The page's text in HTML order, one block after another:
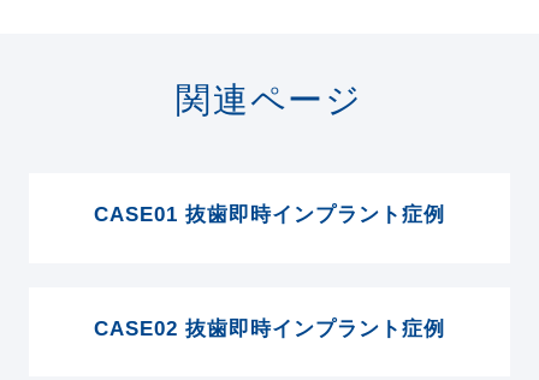
関連ページ
CASE01 抜歯即時インプラント症例
CASE02 抜歯即時インプラント症例